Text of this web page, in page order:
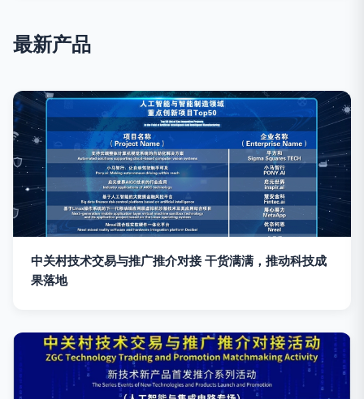
最新产品
中关村技术交易与推广推介对接 干货满满，推动科技成
果落地